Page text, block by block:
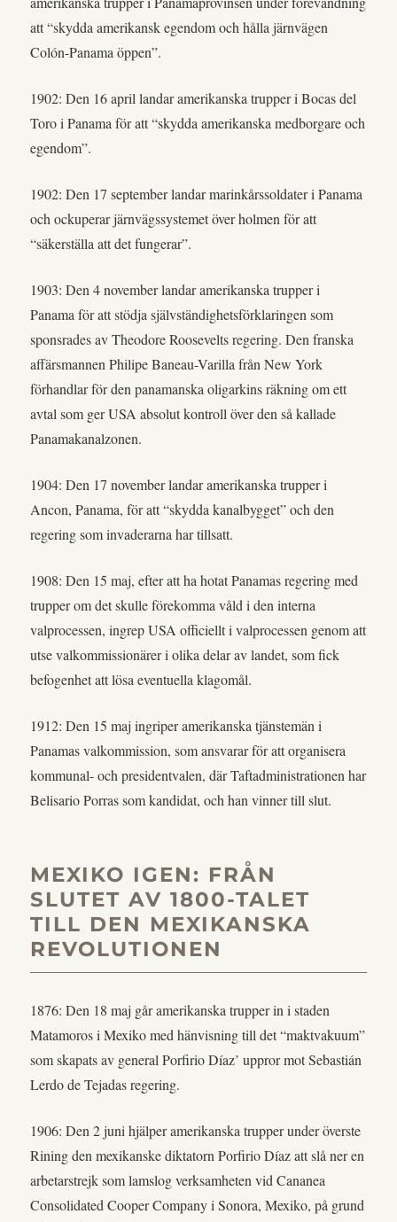
att “skydda amerikansk egendom och hålla järnvägen
Colón-Panama öppen”.
1902: Den 16 april landar amerikanska trupper i Bocas del
Toro i Panama för att “skydda amerikanska medborgare och
egendom”.
1902: Den 17 september landar marinkårssoldater i Panama
och ockuperar järnvägssystemet över holmen för att
“säkerställa att det fungerar”.
1903: Den 4 november landar amerikanska trupper i
Panama för att stödja självständighetsförklaringen som
sponsrades av Theodore Roosevelts regering. Den franska
affärsmannen Philipe Baneau-Varilla från New York
förhandlar för den panamanska oligarkins räkning om ett
avtal som ger USA absolut kontroll över den så kallade
Panamakanalzonen.
1904: Den 17 november landar amerikanska trupper i
Ancon, Panama, för att “skydda kanalbygget” och den
regering som invaderarna har tillsatt.
1908: Den 15 maj, efter att ha hotat Panamas regering med
trupper om det skulle förekomma våld i den interna
valprocessen, ingrep USA officiellt i valprocessen genom att
utse valkommissionärer i olika delar av landet, som fick
befogenhet att lösa eventuella klagomål.
1912: Den 15 maj ingriper amerikanska tjänstemän i
Panamas valkommission, som ansvarar för att organisera
kommunal- och presidentvalen, där Taftadministrationen har
Belisario Porras som kandidat, och han vinner till slut.
MEXIKO IGEN: FRÅN
SLUTET AV 1800-TALET
TILL DEN MEXIKANSKA
REVOLUTIONEN
1876: Den 18 maj går amerikanska trupper in i staden
Matamoros i Mexiko med hänvisning till det “maktvakuum”
som skapats av general Porfirio Díaz’ uppror mot Sebastián
Lerdo de Tejadas regering.
1906: Den 2 juni hjälper amerikanska trupper under överste
Rining den mexikanske diktatorn Porfirio Díaz att slå ner en
arbetarstrejk som lamslog verksamheten vid Cananea
Consolidated Cooper Company i Sonora, Mexiko, på grund